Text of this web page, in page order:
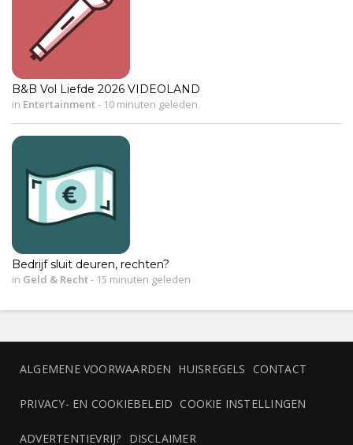
B&B Vol Liefde 2026 VIDEOLAND
in Entertainment- 10 minuten geleden
Bedrijf sluit deuren, rechten?
in Geld & Recht- 15 minuten geleden
ALGEMENE VOORWAARDEN HUISREGELS CONTACT
PRIVACY- EN COOKIEBELEID COOKIE INSTELLINGEN
ADVERTENTIEVRIJ? DISCLAIMER